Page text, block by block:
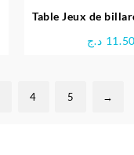
Table Jeux de
د.ج
4 5 →